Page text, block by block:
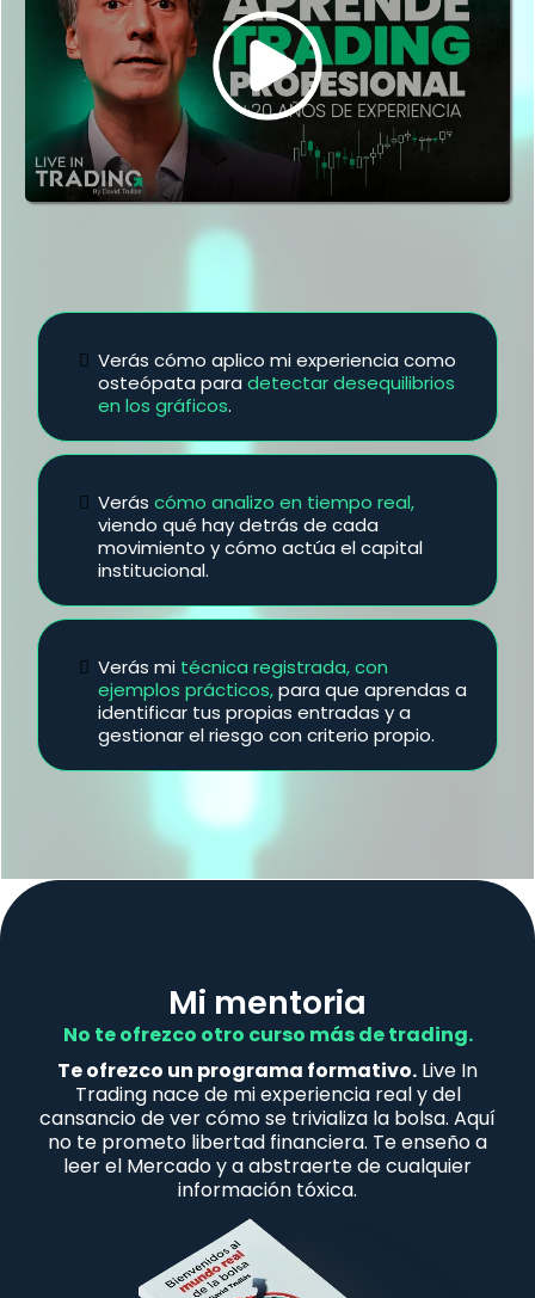
Verás cómo aplico mi experiencia como
osteópata para detectar desequilibrios
en los gráficos.
Verás cómo analizo en tiempo real,
viendo qué hay detrás de cada
movimiento y cómo actúa el capital
institucional.
Verás mi técnica registrada, con
ejemplos prácticos,para que aprendas a
identificar tus propias entradas y a
gestionar el riesgo con criterio propio.
Mi mentoria
No te ofrezco otro curso más de trading.
Te ofrezco un programa formativo. Live In
Trading nace de mi experiencia real y del
cansancio de ver cómo se trivializa la bolsa. Aquí
no te prometo libertad financiera. Te enseño a
leer el Mercado y a abstraerte de cualquier
información tóxica.